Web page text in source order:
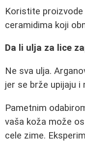
Koristite
ceramidima koji
Da li ulja za lice
Ne sva ulja.
jer se brže upijaju i
Pametnim
vaša koža može
cele zime.